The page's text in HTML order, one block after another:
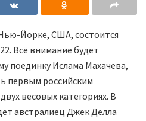
Йорке, США, состоится
Всё внимание будет
поединку Ислама Махачева,
первым российским
весовых категориях. В
австралиец Джек Делла